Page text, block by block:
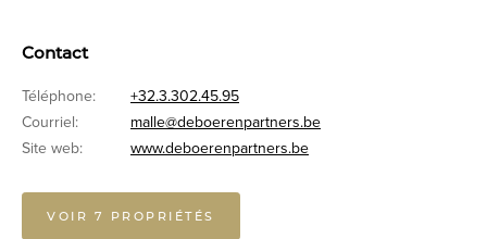
Contact
Téléphone:
+32.3.302.45.95
Courriel:
malle@deboerenpartners.be
Site web:
www.deboerenpartners.be
VOIR 7 PROPRIÉTÉS